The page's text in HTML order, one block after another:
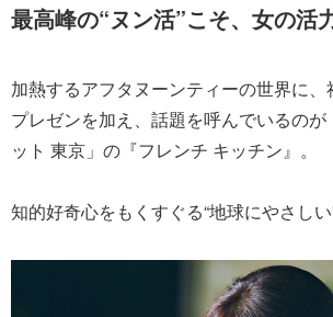
最高峰の“ヌン活”こそ、女の活
加熱するアフタヌーンティーの世界に、
プレゼンを加え、話題を呼んでいるの
ット 東京」の『フレンチ キッチン』。
知的好奇心をもくすぐる“地球にやさしい